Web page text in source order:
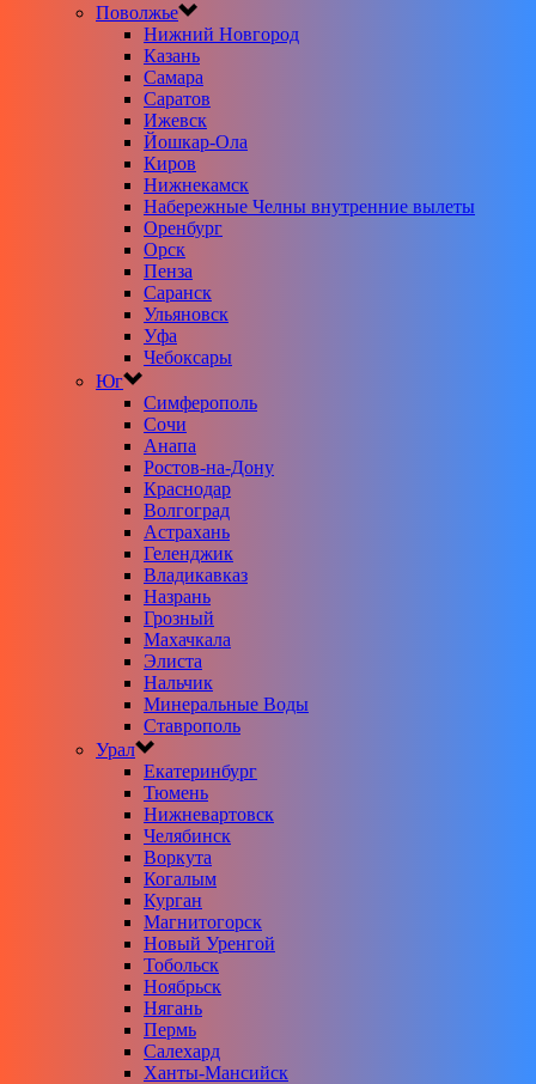
Поволжье
Нижний Новгород
Казань
Самара
Саратов
Ижевск
Йошкар-Ола
Киров
Нижнекамск
Набережные Челны внутренние вылеты
Оренбург
Орск
Пенза
Саранск
Ульяновск
Уфа
Чебоксары
Юг
Симферополь
Сочи
Анапа
Ростов-на-Дону
Краснодар
Волгоград
Астрахань
Геленджик
Владикавказ
Назрань
Грозный
Махачкала
Элиста
Нальчик
Минеральные Воды
Ставрополь
Урал
Екатеринбург
Тюмень
Нижневартовск
Челябинск
Воркута
Когалым
Курган
Магнитогорск
Новый Уренгой
Тобольск
Ноябрьск
Нягань
Пермь
Салехард
Ханты-Мансийск